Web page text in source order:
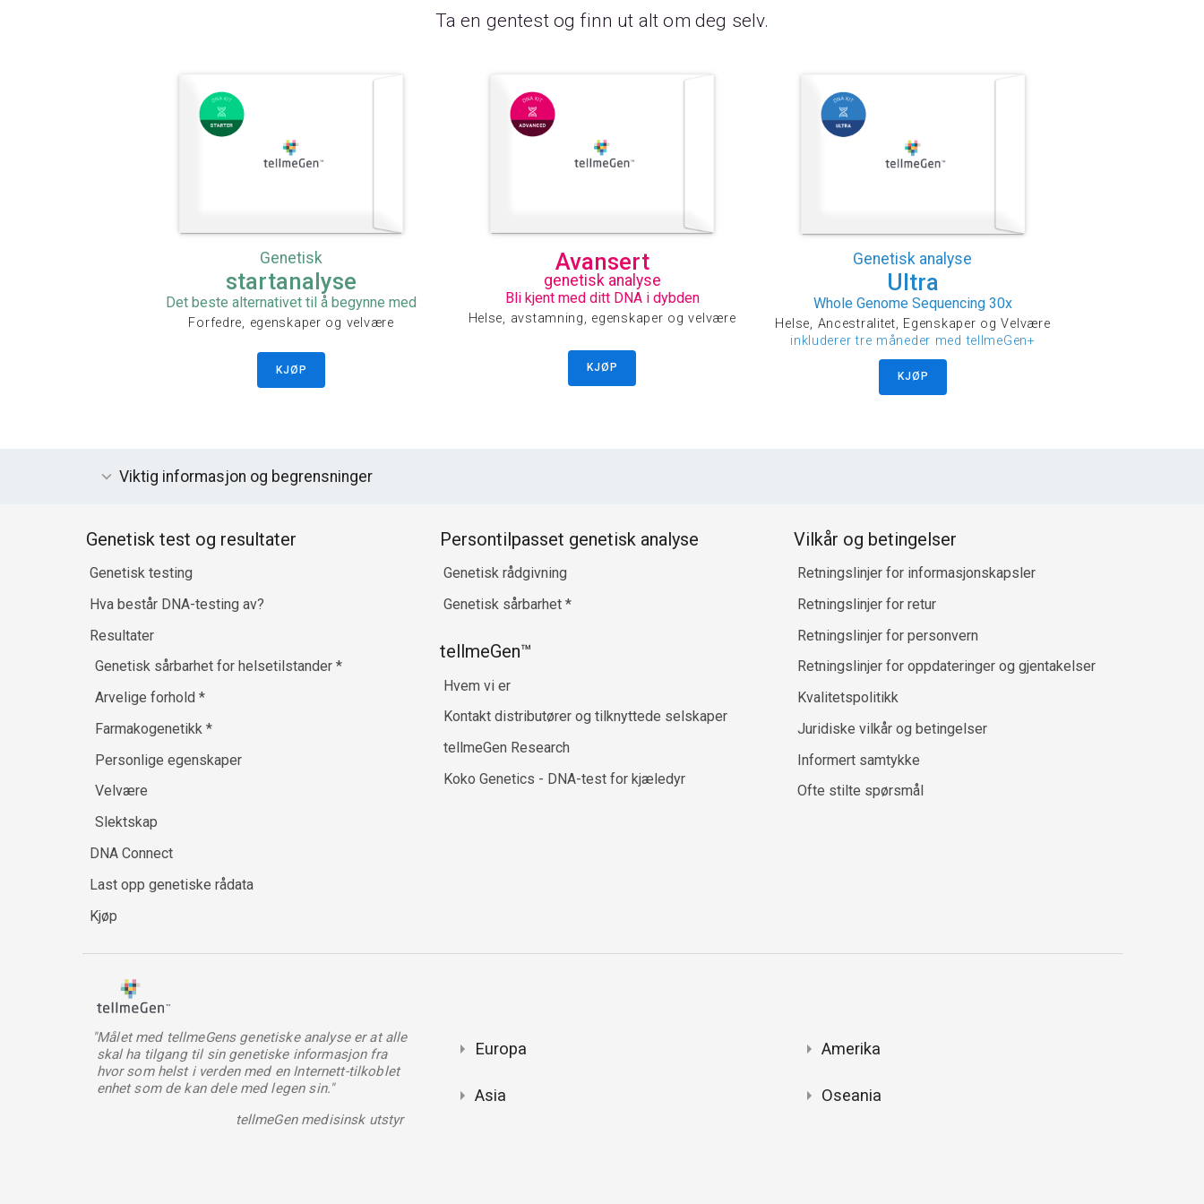
Ta en gentest og finn ut alt om deg selv.
Genetisk
startanalyse
Det beste alternativet til å begynne med
Forfedre, egenskaper og velvære
KJØP
Avansert
genetisk analyse
Bli kjent med ditt DNA i dybden
Helse, avstamning, egenskaper og velvære
KJØP
Genetisk analyse
Ultra
Whole Genome Sequencing 30x
Helse, Ancestralitet, Egenskaper og Velvære
inkluderer tre måneder med tellmeGen+
KJØP
Viktig informasjon og begrensninger
Genetisk test og resultater
Genetisk testing
Hva består DNA-testing av?
Resultater
Genetisk sårbarhet for helsetilstander *
Arvelige forhold *
Farmakogenetikk *
Personlige egenskaper
Velvære
Slektskap
DNA Connect
Last opp genetiske rådata
Kjøp
Persontilpasset genetisk analyse
Genetisk rådgivning
Genetisk sårbarhet *
tellmeGen™
Hvem vi er
Kontakt distributører og tilknyttede selskaper
tellmeGen Research
Koko Genetics - DNA-test for kjæledyr
Vilkår og betingelser
Retningslinjer for informasjonskapsler
Retningslinjer for retur
Retningslinjer for personvern
Retningslinjer for oppdateringer og gjentakelser
Kvalitetspolitikk
Juridiske vilkår og betingelser
Informert samtykke
Ofte stilte spørsmål
"Målet med tellmeGens genetiske analyse er at alle
skal ha tilgang til sin genetiske informasjon fra
hvor som helst i verden med en Internett-tilkoblet
enhet som de kan dele med legen sin."
tellmeGen medisinsk utstyr
Europa
Asia
Amerika
Oseania